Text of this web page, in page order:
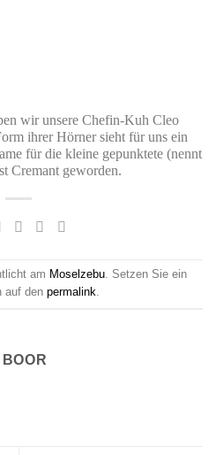
wir unsere Chefin-Kuh Cleo
ihrer Hörner sieht für uns ein
für die kleine gepunktete (nennt
Cremant geworden.
am Moselzebu. Setzen Sie ein
auf den permalink.